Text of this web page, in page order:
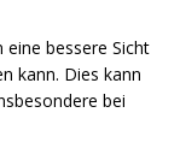
bessere Sicht
kann. Dies kann
bei